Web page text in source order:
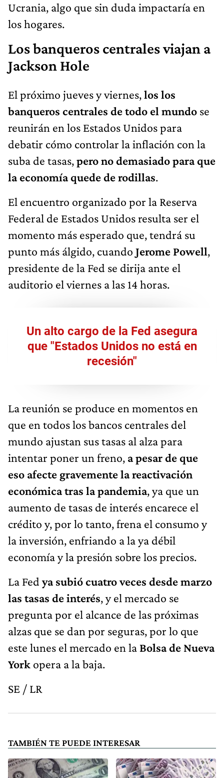
Ucrania, algo que sin duda impactaría en
los hogares.
Los banqueros centrales viajan a
Jackson Hole
El próximo jueves y viernes,los los
banqueros centrales de todo el mundo se
reunirán en los Estados Unidos para
debatir cómo controlar la inflación con la
suba de tasas,pero no demasiado para que
la economía quede de rodillas.
El encuentro organizado por la Reserva
Federal de Estados Unidos resulta ser el
momento más esperado que, tendrá su
punto más álgido, cuando Jerome Powell,
presidente de la Fed se dirija ante el
auditorio el viernes a las 14 horas.
Un alto cargo de la Fed asegura
que "Estados Unidos no está en
recesión"
La reunión se produce en momentos en
que en todos los bancos centrales del
mundo ajustan sus tasas al alza para
intentar poner un freno, a pesar de que
eso afecte gravemente la reactivación
económica tras la pandemia, ya que un
aumento de tasas de interés encarece el
crédito y, por lo tanto, frena el consumo y
la inversión, enfriando a la ya débil
economía y la presión sobre los precios.
La Fedya subió cuatro veces desde marzo
las tasas de interés, y el mercado se
pregunta por el alcance de las próximas
alzas que se dan por seguras, por lo que
este lunes el mercado en la Bolsa de Nueva
York opera a la baja.
SE / LR
TAMBIÉN TE PUEDE INTERESAR